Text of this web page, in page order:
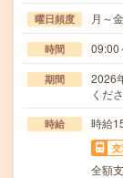
曜日頻度 月～
時間 09:00
期間
2026
くだ
時給 時給
全額